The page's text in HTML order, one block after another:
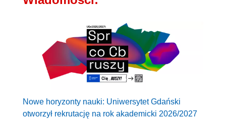
Nowe horyzonty nauki: Uniwersytet Gdański
otworzył rekrutację na rok akademicki 2026/2027